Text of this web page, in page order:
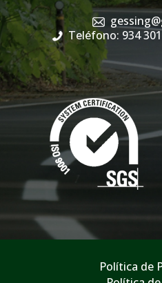
Teléfono: 934
Política de